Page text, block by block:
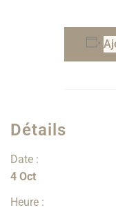
Détails
Date :
4 Oct
Heure :